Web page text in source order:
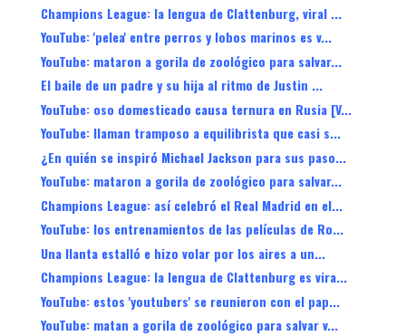
Champions League: la lengua de Clattenburg, viral ...
YouTube: 'pelea' entre perros y lobos marinos es v...
YouTube: mataron a gorila de zoológico para salvar...
El baile de un padre y su hija al ritmo de Justin ...
YouTube: oso domesticado causa ternura en Rusia [V...
YouTube: llaman tramposo a equilibrista que casi s...
¿En quién se inspiró Michael Jackson para sus paso...
YouTube: mataron a gorila de zoológico para salvar...
Champions League: así celebró el Real Madrid en el...
YouTube: los entrenamientos de las películas de Ro...
Una llanta estalló e hizo volar por los aires a un...
Champions League: la lengua de Clattenburg es vira...
YouTube: estos 'youtubers' se reunieron con el pap...
YouTube: matan a gorila de zoológico para salvar v...